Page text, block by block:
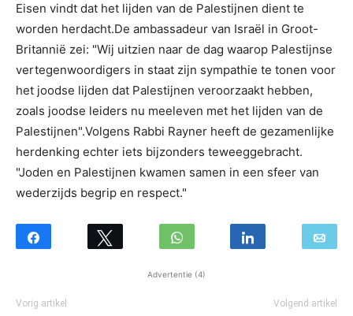
Eisen vindt dat het lijden van de Palestijnen dient te
worden herdacht.De ambassadeur van Israël in Groot-
Britannië zei: "Wij uitzien naar de dag waarop Palestijnse
vertegenwoordigers in staat zijn sympathie te tonen voor
het joodse lijden dat Palestijnen veroorzaakt hebben,
zoals joodse leiders nu meeleven met het lijden van de
Palestijnen".Volgens Rabbi Rayner heeft de gezamenlijke
herdenking echter iets bijzonders teweeggebracht.
"Joden en Palestijnen kwamen samen in een sfeer van
wederzijds begrip en respect."
Advertentie (4)
Vorig artikel Volgend artikel